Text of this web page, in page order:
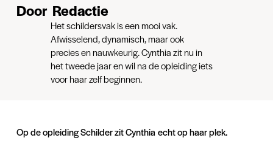
Door Redactie
Het schildersvak is een mooi vak.
Afwisselend, dynamisch, maar ook
precies en nauwkeurig. Cynthia zit nu in
het tweede jaar en wil na de opleiding iets
voor haar zelf beginnen.
Op de opleiding Schilder zit Cynthia echt op haar plek.